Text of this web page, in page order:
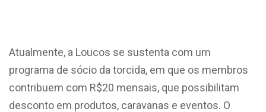
Atualmente, a Loucos se sustenta com um
programa de sócio da torcida, em que os membros
contribuem com R$20 mensais, que possibilitam
desconto em produtos, caravanas e eventos. O